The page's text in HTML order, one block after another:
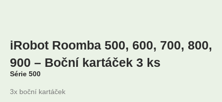
iRobot Roomba 500, 600, 700, 800,
900 – Boční kartáček 3 ks
Série 500
3x boční kartáček